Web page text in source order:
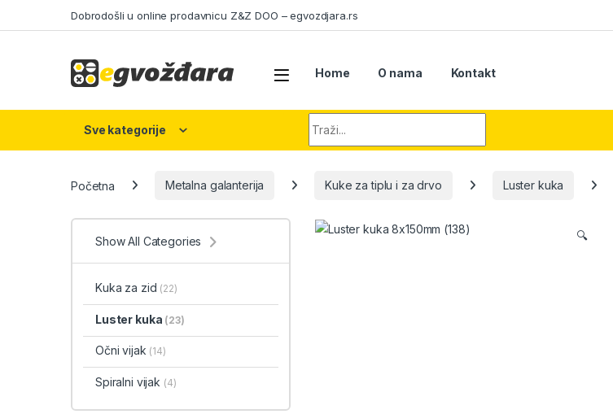
Dobrodošli u online prodavnicu Z&Z DOO – egvozdjara.rs
Home O nama Kontakt
Sve kategorije
Početna Metalna galanterija Kuke za tiplu i za drvo Luster kuka
🔍
Show All Categories
Kuka za zid (22)
Luster kuka (23)
Očni vijak (14)
Spiralni vijak (4)